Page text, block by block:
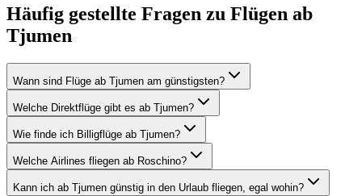
Häufig gestellte Fragen zu Flügen ab
Tjumen
Wann sind Flüge ab Tjumen am günstigsten?
Welche Direktflüge gibt es ab Tjumen?
Wie finde ich Billigflüge ab Tjumen?
Welche Airlines fliegen ab Roschino?
Kann ich ab Tjumen günstig in den Urlaub fliegen, egal wohin?